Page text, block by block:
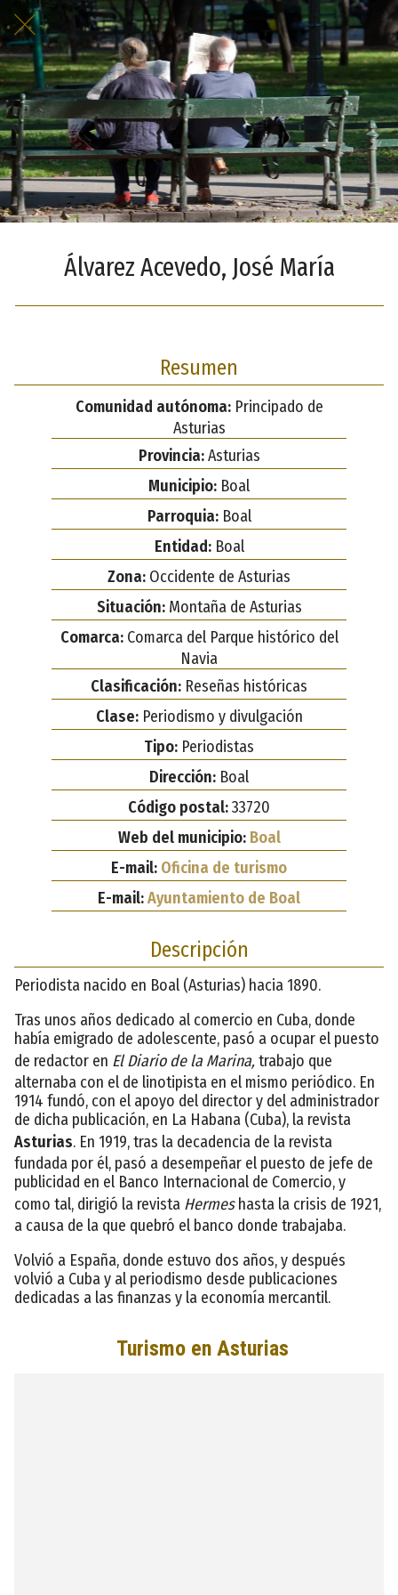
Álvarez Acevedo, José María
Resumen
Comunidad autónoma:Principado de
Asturias
Provincia:Asturias
Municipio: Boal
Parroquia:Boal
Entidad:Boal
Zona: Occidente de Asturias
Situación:Montaña de Asturias
Comarca:Comarca del Parque histórico del
Navia
Clasificación: Reseñas históricas
Clase:Periodismo y divulgación
Tipo: Periodistas
Dirección: Boal
Código postal:33720
Web del municipio: Boal
E-mail: Oficina de turismo
E-mail:Ayuntamiento de Boal
Descripción
Periodista nacido en Boal (Asturias) hacia 1890.
Tras unos años dedicado al comercio en Cuba, donde
había emigrado de adolescente, pasó a ocupar el puesto
de redactor en El Diario de la Marina,trabajo que
alternaba con el de linotipista en el mismo periódico. En
1914 fundó, con el apoyo del director y del administrador
de dicha publicación, en La Habana (Cuba), la revista
Asturias. En 1919, tras la decadencia de la revista
fundada por él, pasó a desempeñar el puesto de jefe de
publicidad en el Banco Internacional de Comercio, y
como tal, dirigió la revista Hermeshasta la crisis de 1921,
a causa de la que quebró el banco donde trabajaba.
Volvió a España, donde estuvo dos años, y después
volvió a Cuba y al periodismo desde publicaciones
dedicadas a las finanzas y la economía mercantil.